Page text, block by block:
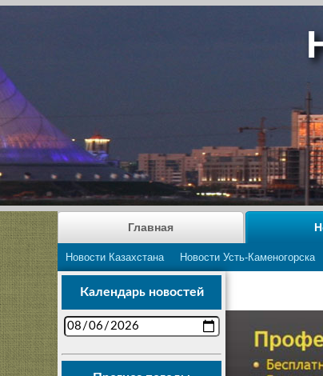
Главная
Новости Казахстана Новости Усть-Каменогорска
Календарь новостей